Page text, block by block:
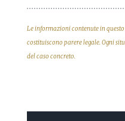
Le informazioni contenute in
costituiscono parere legale. Ogni
del caso concreto.